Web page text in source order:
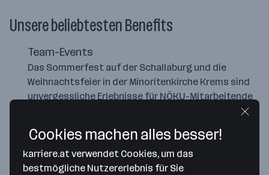
Unsere beliebtesten Benefits
Team-Events
Das Sommerfest auf der Schallaburg und die
Weihnachtsfeier in der Minoritenkirche Krems sind
unvergessliche Erlebnisse für NÖKU-Mitarbeitende
Cookies machen alles besser!
karriere.at verwendet Cookies, um das
bestmögliche Nutzererlebnis für Sie